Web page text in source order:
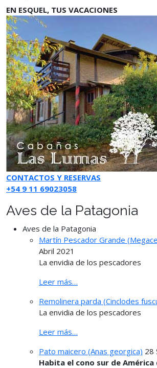
EN ESQUEL, TUS VACACIONES
CONTACTOS Y RESERVAS
+54 9 11 69023058
Aves de la Patagonia
Aves de la Patagonia
Martín Pescador Grande
Abril 2021
La envidia de los pescadores
Leer más…
Remolinera parda (Cinclodes
La envidia de los pescadores
Leer más…
Pato maicero (Anas georgica) 28
Habita el cono sur de América